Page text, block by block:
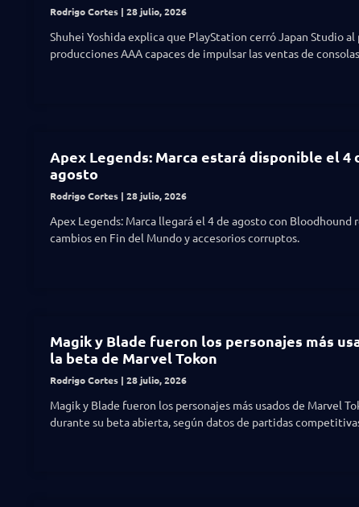
Rodrigo Cortes 28 julio, 2026
Shuhei Yoshida explica que PlayStation cerró Japan Studio
producciones AAA capaces de impulsar las ventas de
Apex Legends: Marca estará disponible el 4
agosto
Rodrigo Cortes 28 julio, 2026
Apex Legends: Marca llegará el 4 de agosto con Bloodhound
cambios en Fin del Mundo y accesorios corruptos.
Magik y Blade fueron los personajes más
la beta de Marvel Tokon
Rodrigo Cortes 28 julio, 2026
Magik y Blade fueron los personajes más usados de Marvel
durante su beta abierta, según datos de partidas